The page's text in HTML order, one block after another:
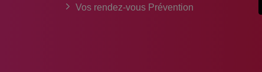
Vos rendez-vous Prévention